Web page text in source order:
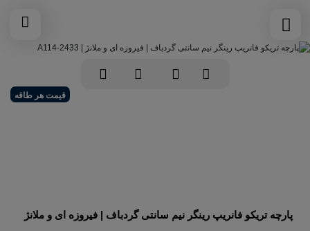
قیمت هر طاقه
پارچه تریکو فانریپ رینگر نیم سانتی گردباف | فیروزه ای و ملانژ